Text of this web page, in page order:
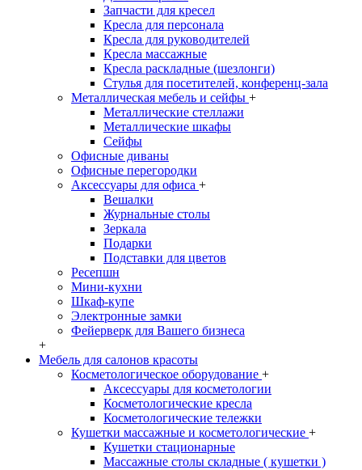
Запчасти для кресел
Кресла для персонала
Кресла для руководителей
Кресла массажные
Кресла раскладные (шезлонги)
Стулья для посетителей, конференц-зала
Металлическая мебель и сейфы +
Металлические стеллажи
Металлические шкафы
Сейфы
Офисные диваны
Офисные перегородки
Аксессуары для офиса +
Вешалки
Журнальные столы
Зеркала
Подарки
Подставки для цветов
Ресепшн
Мини-кухни
Шкаф-купе
Электронные замки
Фейерверк для Вашего бизнеса
+
Мебель для салонов красоты
Косметологическое оборудование +
Аксессуары для косметологии
Косметологические кресла
Косметологические тележки
Кушетки массажные и косметологические +
Кушетки стационарные
Массажные столы складные ( кушетки )